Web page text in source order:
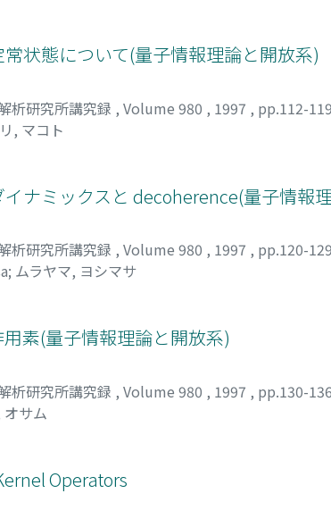
状態について(量子情報理論と開放系)
析研究所講究録 , Volume 980 , 1997 , pp.112-119
, マコト
ナミックスと decoherence(量子情報
析研究所講究録 , Volume 980 , 1997 , pp.120-129
; ムラヤマ, ヨシマサ
素(量子情報理論と開放系)
析研究所講究録 , Volume 980 , 1997 , pp.130-136
オサム
Operators